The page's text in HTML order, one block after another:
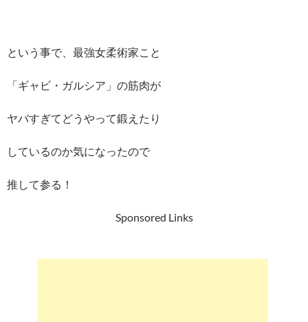
という事で、最強女柔術家こと
「ギャビ・ガルシア」の筋肉が
ヤバすぎてどうやって鍛えたり
しているのか気になったので
推して参る！
Sponsored Links